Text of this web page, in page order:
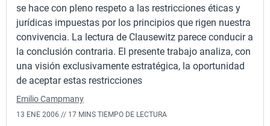
se hace con pleno respeto a las restricciones éticas y
jurídicas impuestas por los principios que rigen nuestra
convivencia. La lectura de Clausewitz parece conducir a
la conclusión contraria. El presente trabajo analiza, con
una visión exclusivamente estratégica, la oportunidad
de aceptar estas restricciones
Emilio Campmany
13 ENE 2006 // 17 MINS TIEMPO DE LECTURA